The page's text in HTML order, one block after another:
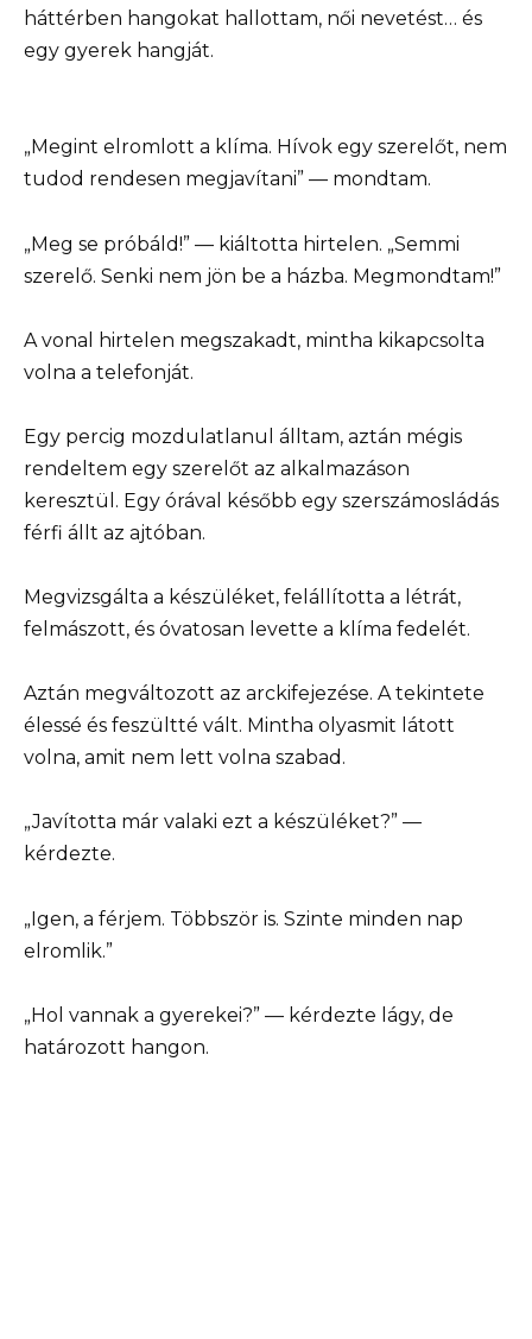
háttérben hangokat hallottam, női nevetést… és
egy gyerek hangját.
„Megint elromlott a klíma. Hívok egy szerelőt, nem
tudod rendesen megjavítani” — mondtam.
„Meg se próbáld!” — kiáltotta hirtelen. „Semmi
szerelő. Senki nem jön be a házba. Megmondtam!”
A vonal hirtelen megszakadt, mintha kikapcsolta
volna a telefonját.
Egy percig mozdulatlanul álltam, aztán mégis
rendeltem egy szerelőt az alkalmazáson
keresztül. Egy órával később egy szerszámosládás
férfi állt az ajtóban.
Megvizsgálta a készüléket, felállította a létrát,
felmászott, és óvatosan levette a klíma fedelét.
Aztán megváltozott az arckifejezése. A tekintete
élessé és feszültté vált. Mintha olyasmit látott
volna, amit nem lett volna szabad.
„Javította már valaki ezt a készüléket?” —
kérdezte.
„Igen, a férjem. Többször is. Szinte minden nap
elromlik.”
„Hol vannak a gyerekei?” — kérdezte lágy, de
határozott hangon.